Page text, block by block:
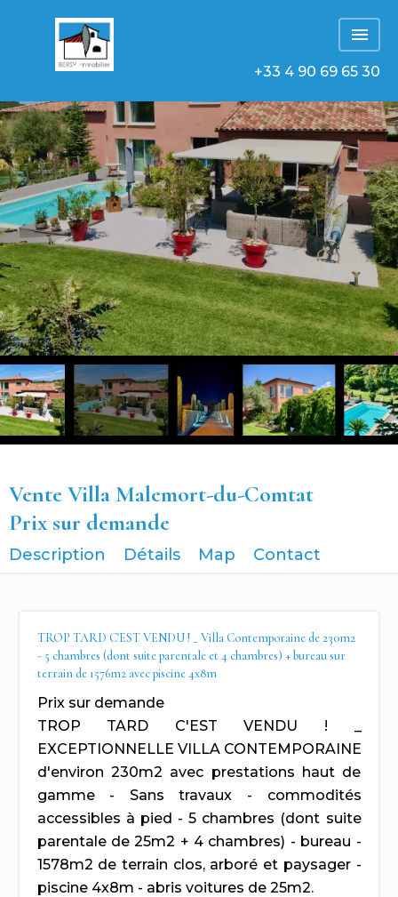
+33 4 90 69 65 30
Vente Villa Malemort-du-Comtat
Prix sur demande
Description Détails Map Contact
TROP TARD C'EST VENDU ! _ Villa Contemporaine de 230m2
- 5 chambres (dont suite parentale et 4 chambres) + bureau sur
terrain de 1576m2 avec piscine 4x8m
Prix sur demande
TROP TARD C'EST VENDU ! _
EXCEPTIONNELLE VILLA CONTEMPORAINE
d'environ 230m2 avec prestations haut de
gamme - Sans travaux - commodités
accessibles à pied - 5 chambres (dont suite
parentale de 25m2 + 4 chambres) - bureau -
1578m2 de terrain clos, arboré et paysager -
piscine 4x8m - abris voitures de 25m2.